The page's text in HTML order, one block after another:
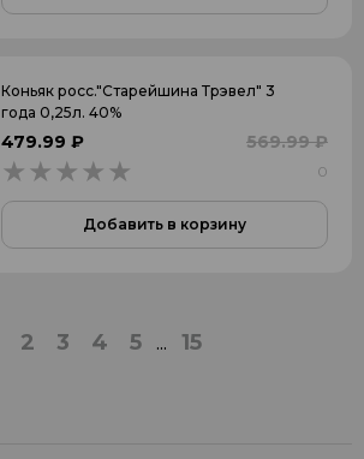
Коньяк росс."Старейшина Трэвел" 3
года 0,25л. 40%
479.99 ₽ 569.99 ₽
0
Добавить в корзину
2 3 4 5 ... 15